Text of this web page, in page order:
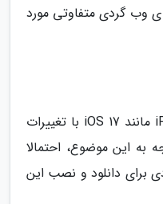
وب گردی متفاوتی مورد
همانطور که می بینید، iPadOS 17 مانند iOS 17 با تغییرات
به این موضوع، احتمالا
برای دانلود و نصب این